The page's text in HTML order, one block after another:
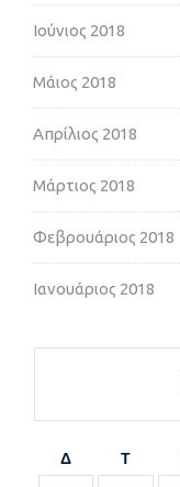
Ιούνιος 2018
Μάιος 2018
Απρίλιος 2018
Μάρτιος 2018
Φεβρουάριος 2018
Ιανουάριος 2018
Δ Τ